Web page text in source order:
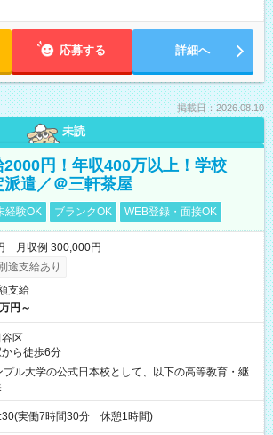
応募する 詳細へ
掲載日：2026.08.10
未読
円！年収400万以上！学校
遣／＠三軒茶屋
経験OK ブランクOK WEB登録・面接OK
月収例 300,000円
途支給あり
支給
円～
区
ら徒歩6分
プル大学の公式日本校として、以下の高等教育・継
実働7時間30分 休憩1時間)